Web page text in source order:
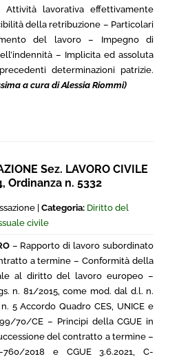
lavorativa effettivamente
della retribuzione – Particolari
del lavoro – Impegno di
– Implicita ed assoluta
determinazioni patrizie.
a cura di Alessia Riommi)
Sez. LAVORO CIVILE
Ordinanza n. 5332
| Categoria: Diritto del
civile
– Rapporto di lavoro subordinato
a termine – Conformità della
al diritto del lavoro europeo –
n. 81/2015, come mod. dal d.l. n.
5 Accordo Quadro CES, UNICE e
70/CE – Principi della CGUE in
del contratto a termine –
760/2018 e CGUE 3.6.2021, C-